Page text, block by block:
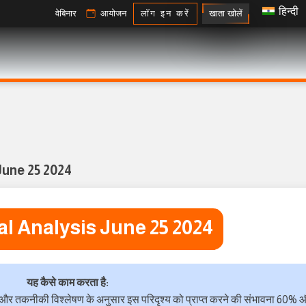
वेबिनार आयोजन लॉग इन करें खाता खोलें हिन्दी
25 2024
Analysis June 25 2024
यह कैसे काम करता है:
तकनीकी विश्लेषण के अनुसार इस परिदृश्य को प्राप्त करने की संभावना 60%